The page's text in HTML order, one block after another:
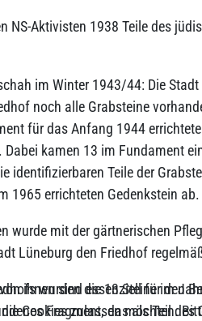
NS-Aktivisten 1938 Teile des
im Winter 1943/44: Die
noch alle Grabsteine
für das Anfang 1944
kamen 13 im Fundament
identifizierbaren Teile der
1965 errichteten Gedenkstein ab.
wurde mit der gärtnerischen
Lüneburg den Friedhof
wurden die 13 Steine im
Fragment, das als Teil
ihnen sind essenziell für den
Cookies zulassen möchten.